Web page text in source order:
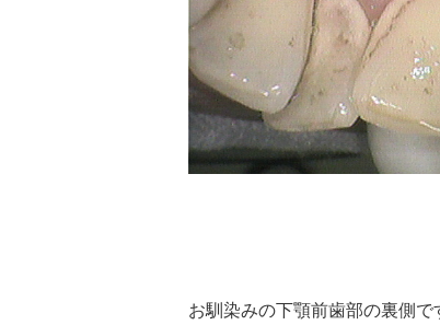
お馴染みの下顎前歯部の裏側で